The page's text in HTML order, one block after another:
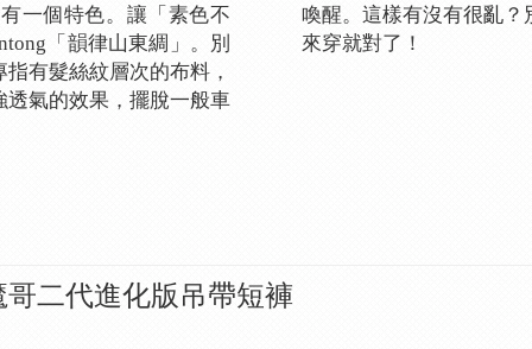
一個特色。讓「素色不
「韻律山東綢」。別
有髮絲紋層次的布料，
氣的效果，擺脫一般車
喚醒。這樣有沒有很亂
來穿就對了！
二代進化版吊帶短褲